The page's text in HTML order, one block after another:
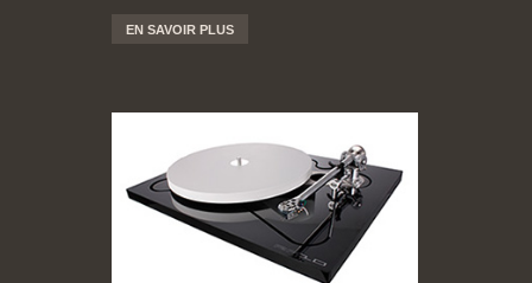
EN SAVOIR PLUS